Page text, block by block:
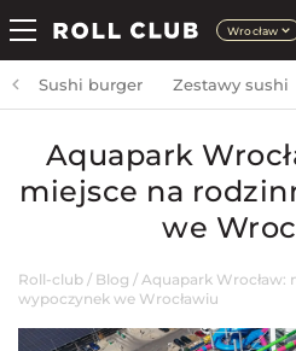
Wrocław
Sushi burger Zestawy sushi
Aquapark
miejsce na
we
Roll-club / Blog /Aquapark Wrocław:
wypoczynek we Wrocławiu